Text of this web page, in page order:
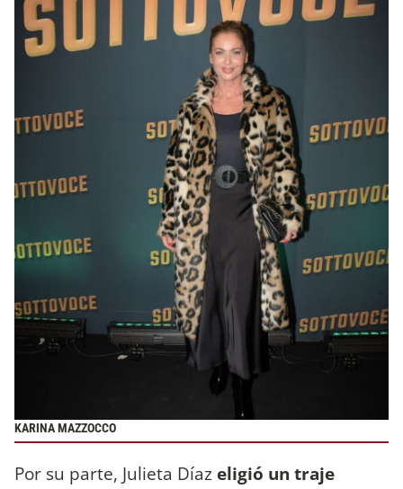
KARINA MAZZOCCO
Por su parte, Julieta Díaz eligió un traje